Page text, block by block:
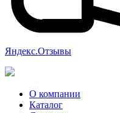
Яндекс.Отзывы
О компании
Каталог